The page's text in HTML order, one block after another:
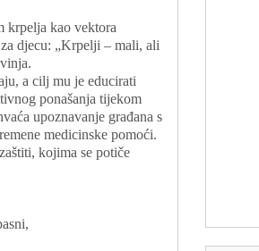
krpelja kao vektora
djecu: „Krpelji – mali, ali
a cilj mu je educirati
ponašanja tijekom
upoznavanje građana s
medicinske pomoći.
kojima se potiče